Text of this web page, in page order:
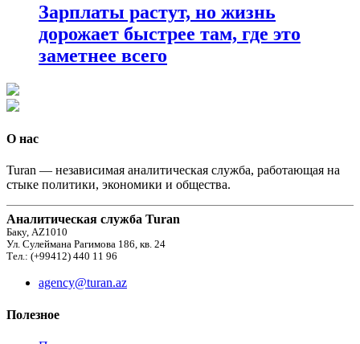
Зарплаты растут, но жизнь
дорожает быстрее там, где это
заметнее всего
О нас
Turan — независимая аналитическая служба, работающая на
стыке политики, экономики и общества.
Аналитическая служба Turan
Баку, AZ1010
Ул. Сулеймана Рагимова 186, кв. 24
Тел.: (+99412) 440 11 96
agency@turan.az
Полезное